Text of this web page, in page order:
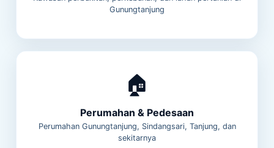
Gunungtanjung
🏠
Perumahan & Pedesaan
Perumahan Gunungtanjung, Sindangsari, Tanjung, dan
sekitarnya